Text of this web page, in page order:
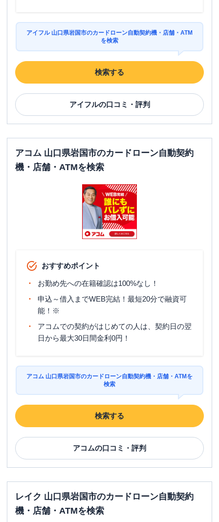
アイフル 山口県岩国市のカードローン自動契約機・店舗・ATM
を検索
検索する
アイフルの口コミ・評判
アコム 山口県岩国市のカードローン自動契約
機・店舗・ATMを検索
おすすめポイント
お勤め先への在籍確認は100%なし！
申込～借入までWEB完結！最短20分で融資可
能！※
アコムでの契約がはじめての人は、契約日の翌
日から最大30日間金利0円！
アコム 山口県岩国市のカードローン自動契約機・店舗・ATMを
検索
検索する
アコムの口コミ・評判
レイク 山口県岩国市のカードローン自動契約
機・店舗・ATMを検索